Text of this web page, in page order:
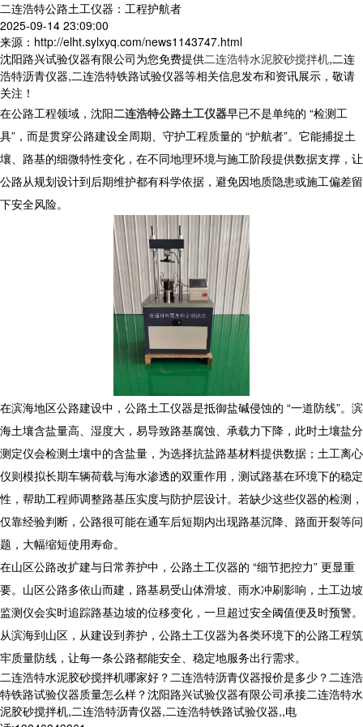
二连浩特公路土工仪器：工程护航者
2025-09-14 23:09:00
来源：http://elht.sylxyq.com/news1143747.html
沈阳路兴试验仪器有限公司为您免费提供二连浩特水泥胶砂搅拌机,二连
浩特沥青仪器,二连浩特铁路试验仪器等相关信息发布和资讯展示，敬请
关注！
在公路工程领域，沈阳二连浩特公路土工仪器早已不是单纯的 “检测工
具”，而是贯穿公路建设全周期、守护工程质量的 “护航者”。它能捕捉土
壤、路基的细微特性变化，在不同地理环境与施工阶段提供数据支撑，让
公路从规划设计到后期维护都有科学依据，避免因地质隐患或施工偏差留
下安全风险。
在滨海地区公路建设中，公路土工仪器是抵御盐碱侵蚀的 “一道防线”。滨
海土壤含盐量高、湿度大，易导致路基腐蚀、承载力下降，此时土壤盐分
测定仪会检测土壤中的含盐量，为选择抗盐路基材料提供数据；土工离心
仪则模拟长期车辆荷载与海水渗透的双重作用，测试路基在环境下的稳定
性，帮助工程师调整路基压实度与防护层设计。若缺少这些仪器的检测，
仅靠经验判断，公路很可能在通车后短期内出现路基沉降、路面开裂等问
题，大幅缩短使用寿命。
在山区公路改扩建与日常养护中，公路土工仪器的 “细节把控力” 更显重
要。山区公路多依山而建，路基易受山体滑坡、雨水冲刷影响，土工边坡
监测仪会实时追踪路基边坡的位移变化，一旦超过安全阈值便及时预警。
从滨海到山区，从建设到养护，公路土工仪器为各类环境下的公路工程筑
牢质量防线，让每一条公路都能安全、稳定地服务出行需求。
二连浩特水泥胶砂搅拌机哪家好？二连浩特沥青仪器报价是多少？二连浩
特铁路试验仪器质量怎么样？沈阳路兴试验仪器有限公司承接二连浩特水
泥胶砂搅拌机,二连浩特沥青仪器,二连浩特铁路试验仪器,,电